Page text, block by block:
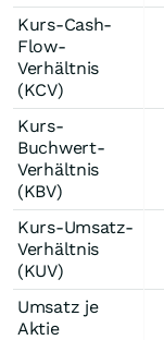
Kurs-Cash-
Flow-
Verhältnis
(KCV)
Kurs-
Buchwert-
Verhältnis
(KBV)
Kurs-Umsatz-
Verhältnis
(KUV)
Umsatz je
Aktie